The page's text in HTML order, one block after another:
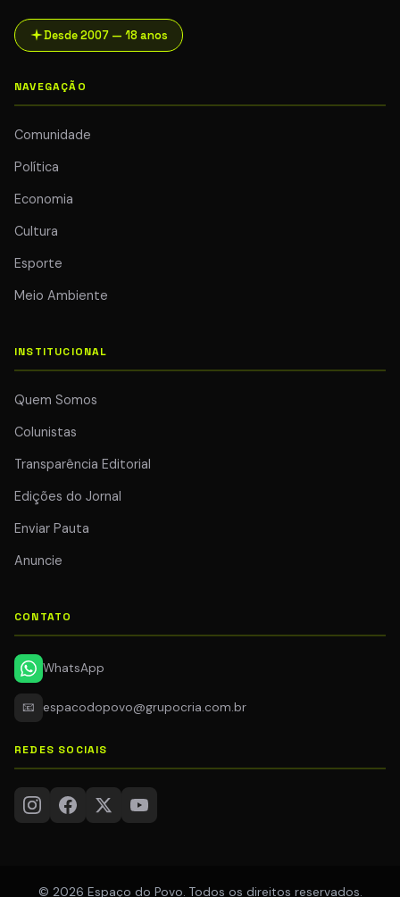
Desde 2007 — 18 anos
NAVEGAÇÃO
Comunidade
Política
Economia
Cultura
Esporte
Meio Ambiente
INSTITUCIONAL
Quem Somos
Colunistas
Transparência Editorial
Edições do Jornal
Enviar Pauta
Anuncie
CONTATO
WhatsApp
📧 espacodopovo@grupocria.com.br
REDES SOCIAIS
© 2026 Espaço do Povo. Todos os direitos reservados.